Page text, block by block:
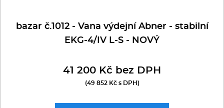
bazar č.1012 - Vana výdejní Abner - stabilní
EKG-4/IV L-S - NOVÝ
41 200 Kč bez DPH
(49 852 Kč s DPH)